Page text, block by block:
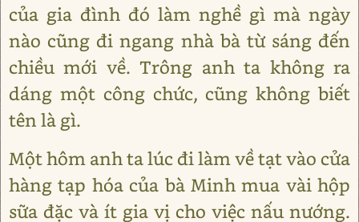
của gia đình đó làm nghề gì mà ngày
nào cũng đi ngang nhà bà từ sáng đến
chiều mới về. Trông anh ta không ra
dáng một công chức, cũng không biết
tên là gì.
Một hôm anh ta lúc đi làm về tạt vào cửa
hàng tạp hóa của bà Minh mua vài hộp
sữa đặc và ít gia vị cho việc nấu nướng.